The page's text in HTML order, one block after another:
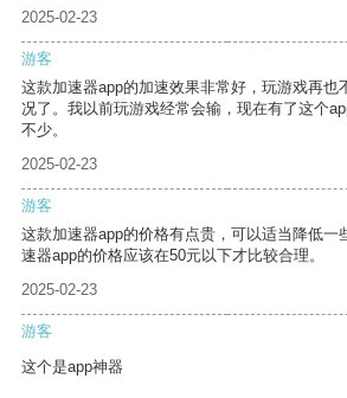
2025-02-23
游客
这款加速器app的加速效果非常好，玩游戏再也
况了。我以前玩游戏经常会输，现在有了这个
不少。
2025-02-23
游客
这款加速器app的价格有点贵，可以适当降低一
速器app的价格应该在50元以下才比较合理。
2025-02-23
游客
这个是app神器